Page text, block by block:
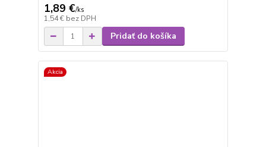
1,89 €/ks
1,54 € bez DPH
Pridať do košíka
Akcia